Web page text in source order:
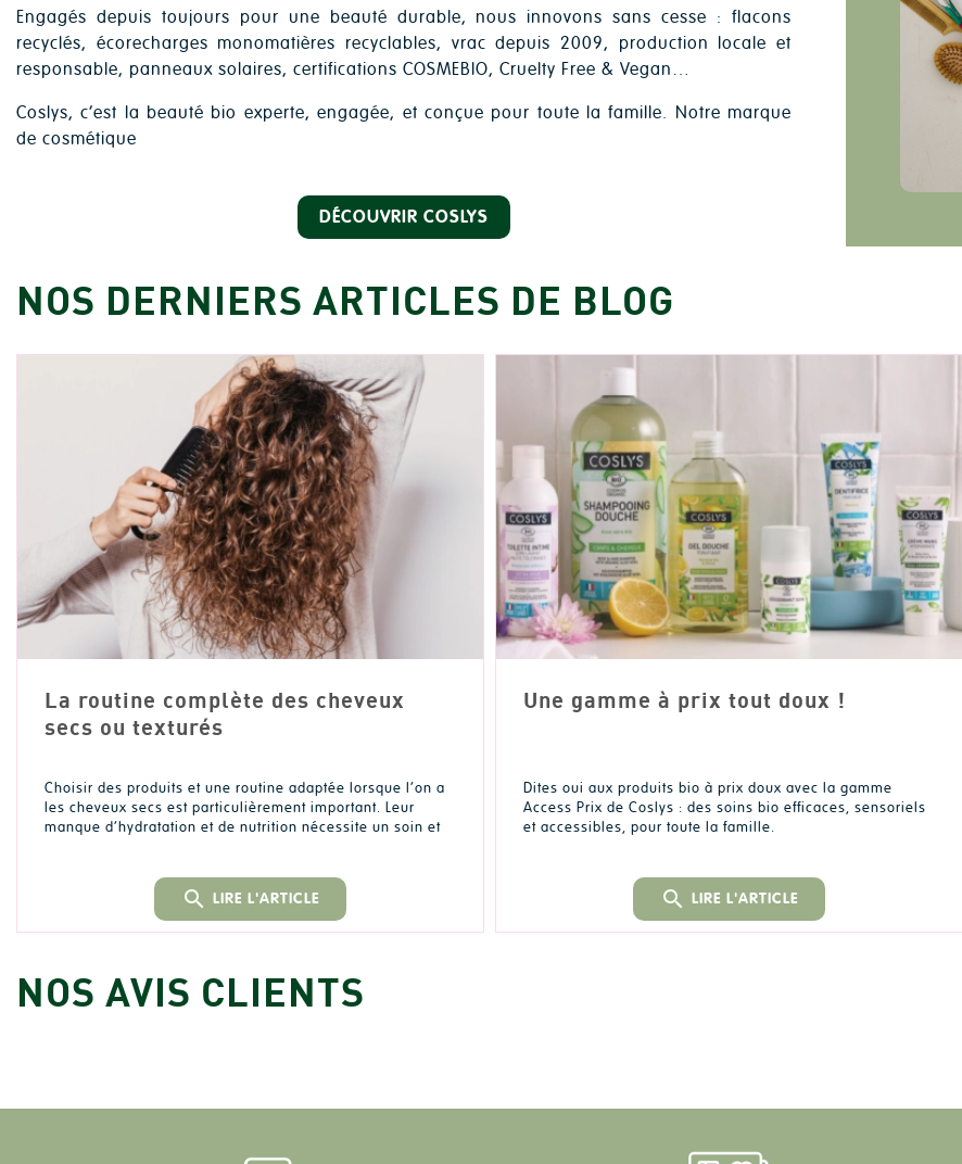
Engagés depuis toujours pour une beauté durable, nous innovons sans cesse : flacons
recyclés, écorecharges monomatières recyclables, vrac depuis 2009, production locale et
responsable, panneaux solaires, certifications COSMEBIO, Cruelty Free & Vegan…
Coslys, c’est la beauté bio experte, engagée, et conçue pour toute la famille. Notre marque
de cosmétique
DÉCOUVRIR COSLYS
NOS DERNIERS ARTICLES DE BLOG
La routine complète des cheveux
secs ou texturés
Choisir des produits et une routine adaptée lorsque l’on a
les cheveux secs est particulièrement important. Leur
manque d’hydratation et de nutrition nécessite un soin et
search LIRE L'ARTICLE
Une gamme à prix tout doux !
Dites oui aux produits bio à prix doux avec la gamme
Access Prix de Coslys : des soins bio efficaces, sensoriels
et accessibles, pour toute la famille.
search LIRE L'ARTICLE
NOS AVIS CLIENTS